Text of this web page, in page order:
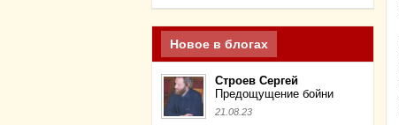
Новое в блогах
Строев Сергей
Предощущение бойни
21.08.23